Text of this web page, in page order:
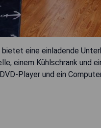
bietet eine einladende
einem Kühlschrank und
Player und ein